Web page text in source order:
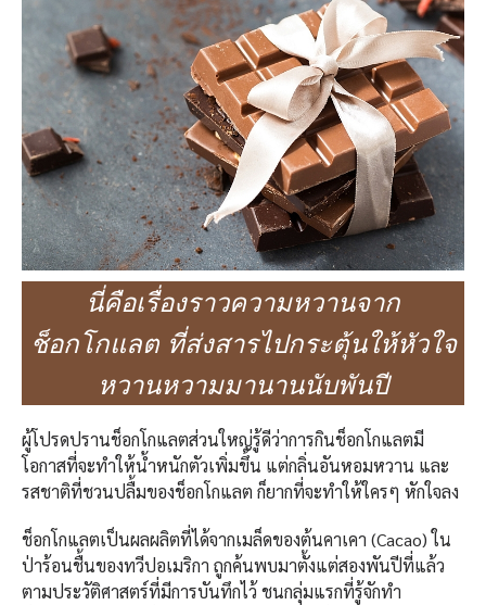
นี่คือเรื่องราวความหวานจาก
ช็อกโกแลต ที่ส่งสารไปกระตุ้นให้หัวใจ
หวานหวามมานานนับพันปี
ผู้โปรดปรานช็อกโกแลตส่วนใหญ่รู้ดีว่าการกินช็อกโกแลตมี
โอกาสที่จะทำให้น้ำหนักตัวเพิ่มขึ้น แต่กลิ่นอันหอมหวาน และ
รสชาติที่ชวนปลื้มของช็อกโกแลต ก็ยากที่จะทำให้ใครๆ หักใจลง
ช็อกโกแลตเป็นผลผลิตที่ได้จากเมล็ดของต้นคาเคา (Cacao) ใน
ป่าร้อนชื้นของทวีปอเมริกา ถูกค้นพบมาตั้งแต่สองพันปีที่แล้ว
ตามประวัติศาสตร์ที่มีการบันทึกไว้ ชนกลุ่มแรกที่รู้จักทำ